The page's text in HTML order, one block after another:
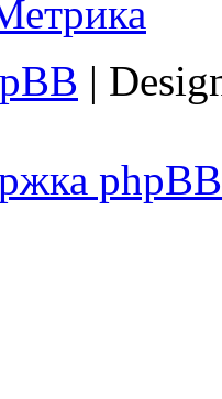
|
phpBB